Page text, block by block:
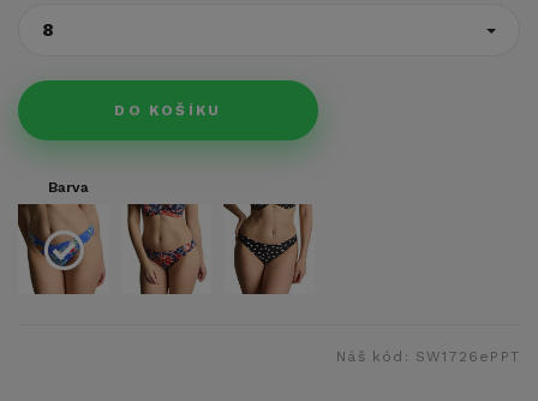
8
DO KOŠÍKU
Barva
Náš kód: SW1726ePPT